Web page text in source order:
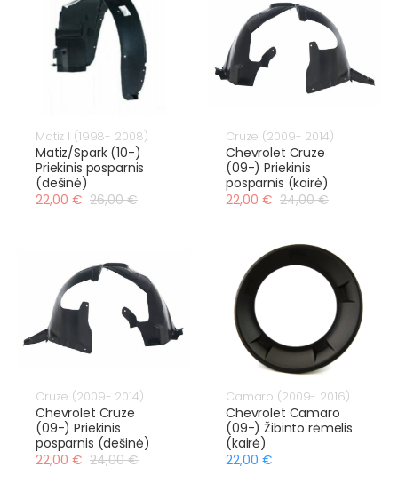
Matiz I (1998- 2008)
Matiz/Spark (10-)
Priekinis posparnis
(dešinė)
22,00 € 26,00 €
Cruze (2009- 2014)
Chevrolet Cruze
(09-) Priekinis
posparnis (kairė)
22,00 € 24,00 €
Cruze (2009- 2014)
Chevrolet Cruze
(09-) Priekinis
posparnis (dešinė)
22,00 € 24,00 €
Camaro (2009- 2016)
Chevrolet Camaro
(09-) Žibinto rėmelis
(kairė)
22,00 €